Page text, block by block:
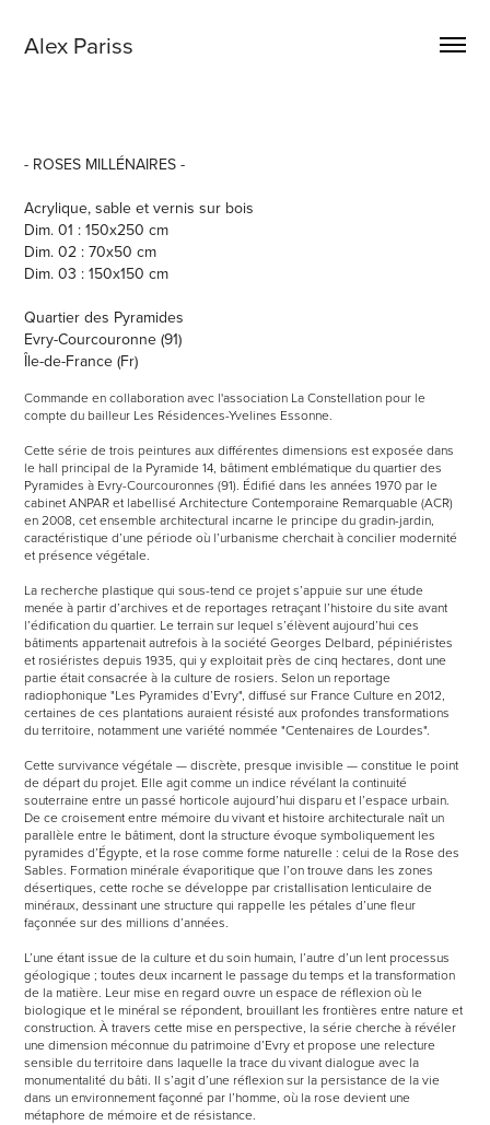
Alex Pariss
- ROSES MILLÉNAIRES -
Acrylique, sable et vernis sur bois
Dim. 01 : 150x250 cm
Dim. 02 : 70x50 cm
Dim. 03 : 150x150 cm
Quartier des Pyramides
Evry-Courcouronne (91)
Île-de-France (Fr)
Commande en collaboration avec l'association La Constellation pour le
compte du bailleur Les Résidences-Yvelines Essonne.
Cette série de trois peintures aux différentes dimensions est exposée dans
le hall principal de la Pyramide 14, bâtiment emblématique du quartier des
Pyramides à Evry-Courcouronnes (91). Édifié dans les années 1970 par le
cabinet ANPAR et labellisé Architecture Contemporaine Remarquable (ACR)
en 2008, cet ensemble architectural incarne le principe du gradin-jardin,
caractéristique d’une période où l’urbanisme cherchait à concilier modernité
et présence végétale.
La recherche plastique qui sous-tend ce projet s’appuie sur une étude
menée à partir d’archives et de reportages retraçant l’histoire du site avant
l’édification du quartier. Le terrain sur lequel s’élèvent aujourd’hui ces
bâtiments appartenait autrefois à la société Georges Delbard, pépiniéristes
et rosiéristes depuis 1935, qui y exploitait près de cinq hectares, dont une
partie était consacrée à la culture de rosiers. Selon un reportage
radiophonique "Les Pyramides d’Evry", diffusé sur France Culture en 2012,
certaines de ces plantations auraient résisté aux profondes transformations
du territoire, notamment une variété nommée "Centenaires de Lourdes".
Cette survivance végétale — discrète, presque invisible — constitue le point
de départ du projet. Elle agit comme un indice révélant la continuité
souterraine entre un passé horticole aujourd’hui disparu et l’espace urbain.
De ce croisement entre mémoire du vivant et histoire architecturale naît un
parallèle entre le bâtiment, dont la structure évoque symboliquement les
pyramides d’Égypte, et la rose comme forme naturelle : celui de la Rose des
Sables. Formation minérale évaporitique que l’on trouve dans les zones
désertiques, cette roche se développe par cristallisation lenticulaire de
minéraux, dessinant une structure qui rappelle les pétales d’une fleur
façonnée sur des millions d’années.
L’une étant issue de la culture et du soin humain, l’autre d’un lent processus
géologique ; toutes deux incarnent le passage du temps et la transformation
de la matière. Leur mise en regard ouvre un espace de réflexion où le
biologique et le minéral se répondent, brouillant les frontières entre nature et
construction. À travers cette mise en perspective, la série cherche à révéler
une dimension méconnue du patrimoine d’Evry et propose une relecture
sensible du territoire dans laquelle la trace du vivant dialogue avec la
monumentalité du bâti. Il s’agit d’une réflexion sur la persistance de la vie
dans un environnement façonné par l’homme, où la rose devient une
métaphore de mémoire et de résistance.